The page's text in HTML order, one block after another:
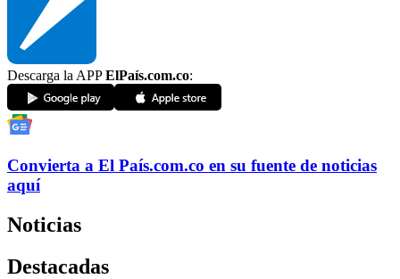
Descarga la APPElPaís.com.co:
Convierta a El País.com.co en su fuente de noticias
aquí
Noticias
Destacadas